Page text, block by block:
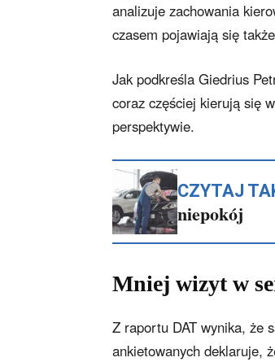
analizuje zachowania
czasem pojawiają się
Jak podkreśla Giedrius
coraz częściej kierują się
perspektywie.
CZYTAJ
niepokój
Mniej wizyt w
Z raportu DAT wynika, że
ankietowanych deklaruje,